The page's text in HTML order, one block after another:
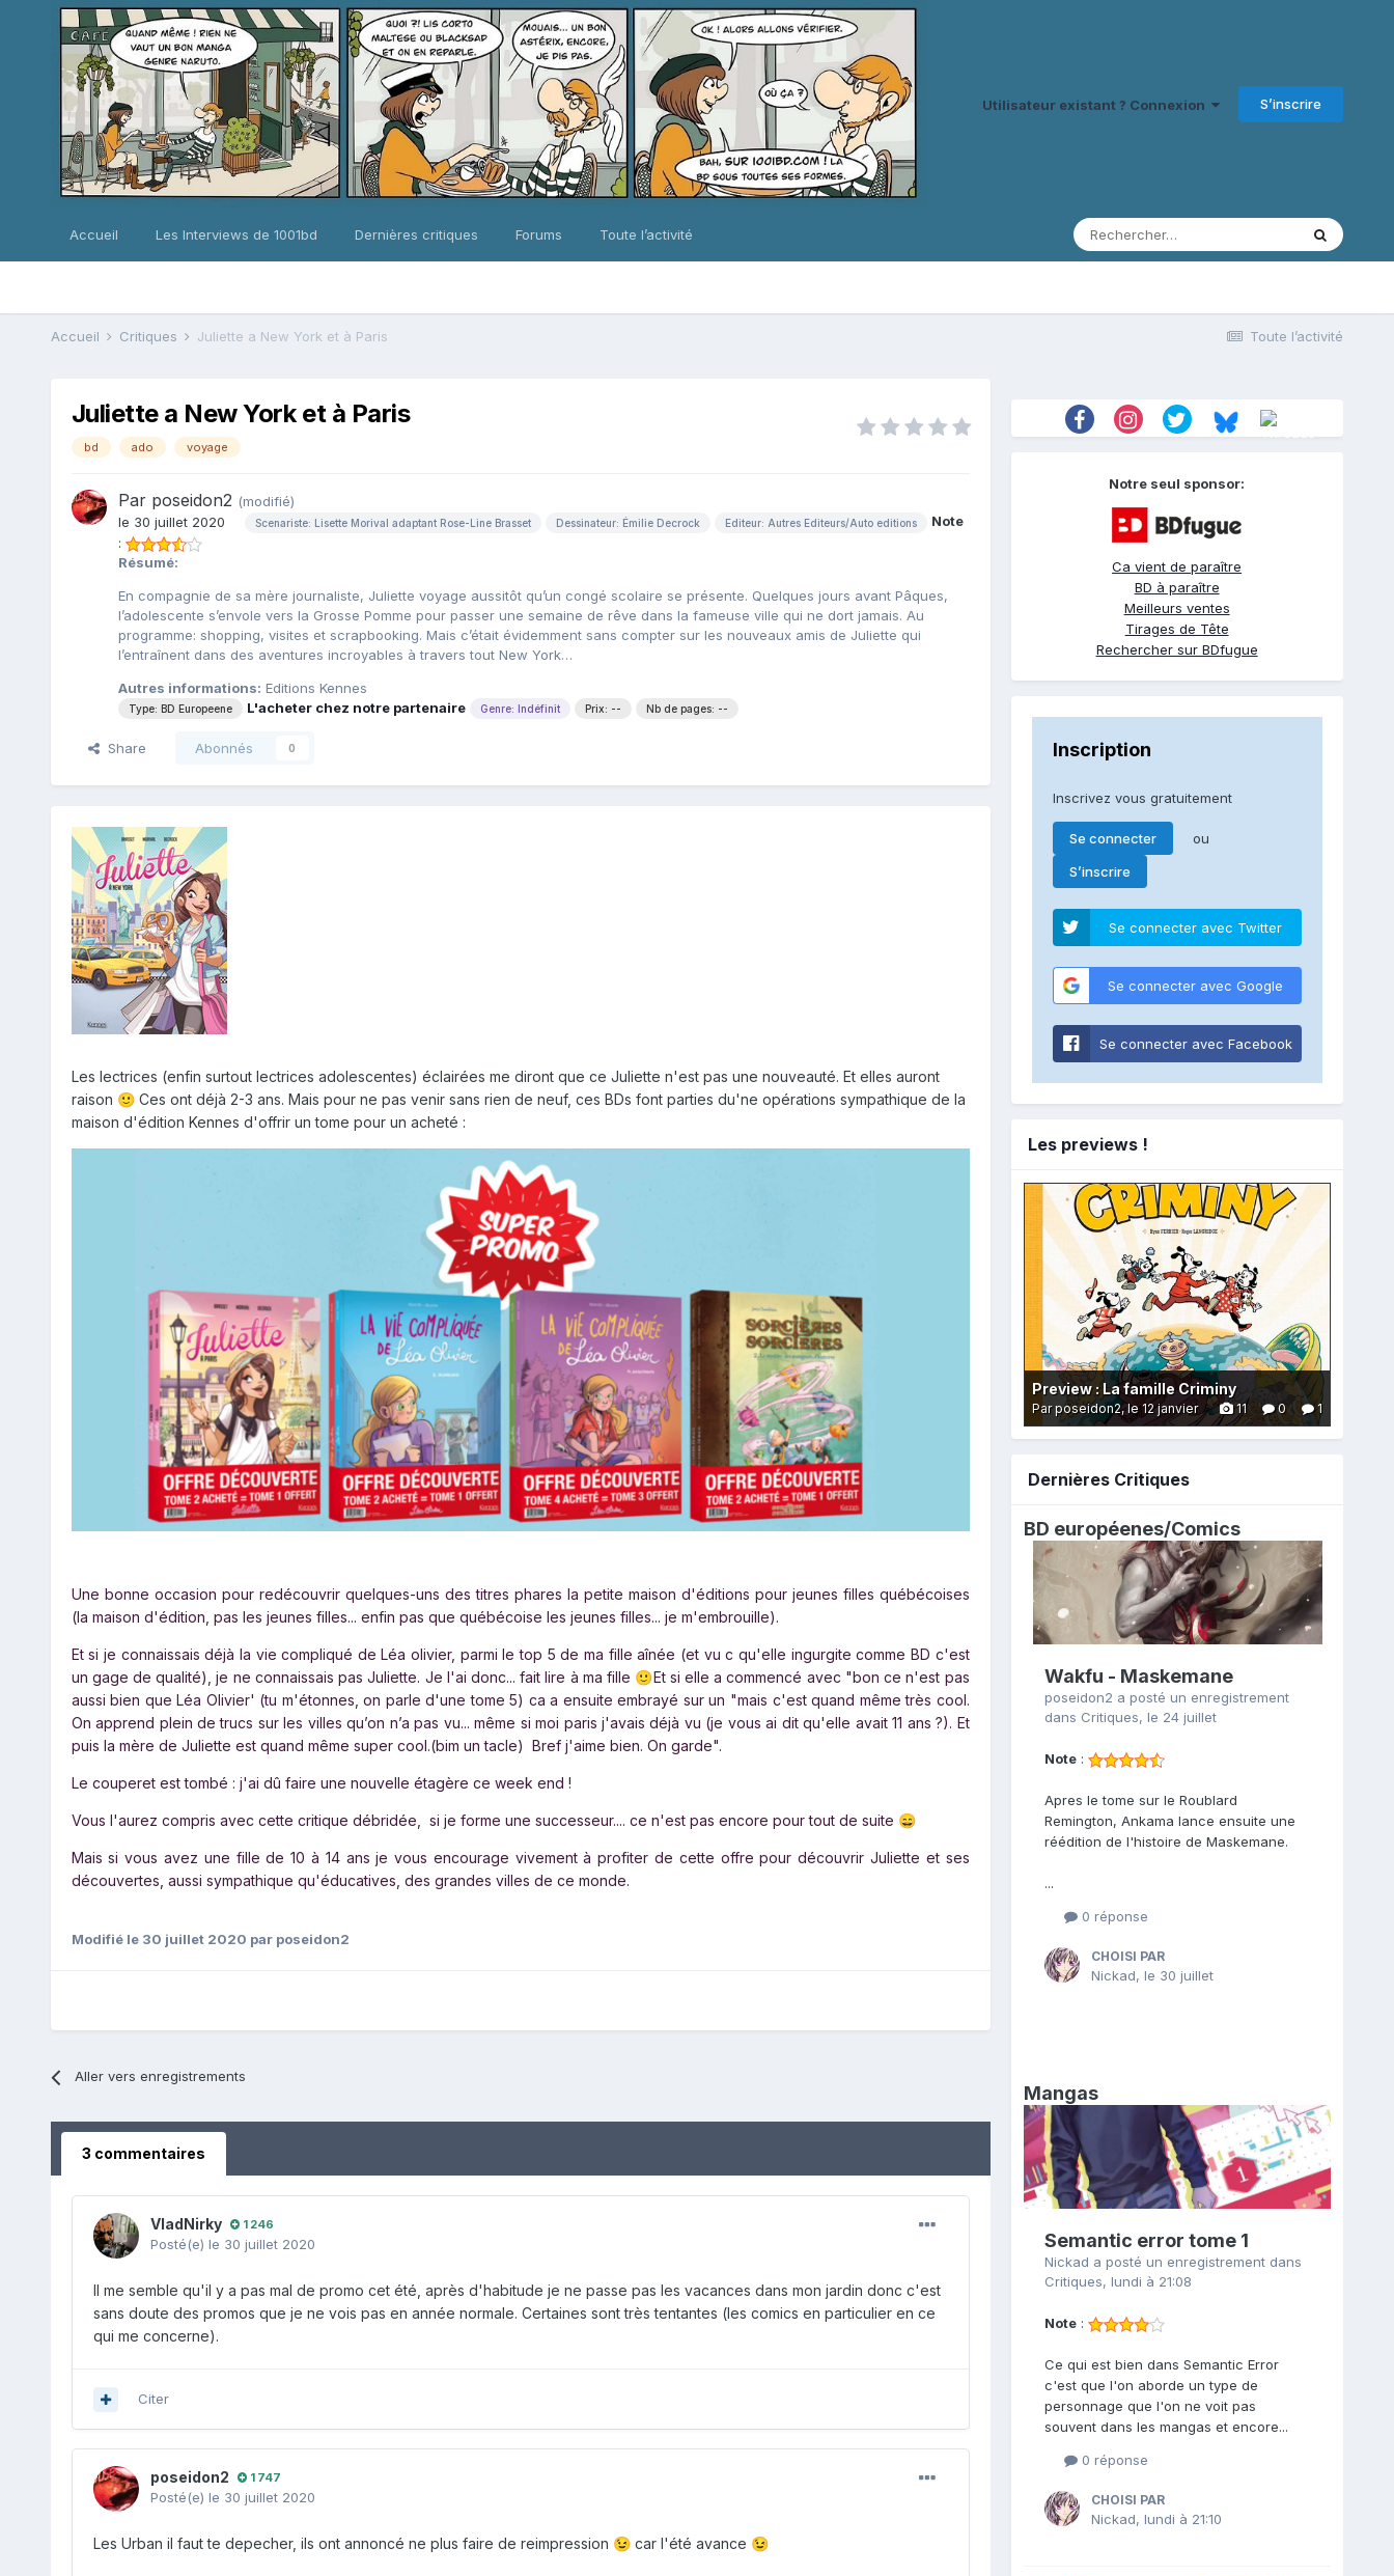
Utilisateur existant ? Connexion S’inscrire
Accueil Les Interviews de 1001bd Dernières critiques Forums Toute l’activité
Toute l’activité
Accueil Critiques Juliette a New York et à Paris
Juliette a New York et à Paris
bd ado voyage
Par poseidon2 (modifié)
le 30 juillet 2020
Scenariste: Lisette Morival adaptant Rose-Line Brasset Dessinateur: Émilie Decrock Editeur: Autres Editeurs/Auto editions
Note
:
Résumé:
En compagnie de sa mère journaliste, Juliette voyage aussitôt qu’un congé scolaire se présente. Quelques jours avant Pâques,
l’adolescente s’envole vers la Grosse Pomme pour passer une semaine de rêve dans la fameuse ville qui ne dort jamais. Au
programme: shopping, visites et scrapbooking. Mais c’était évidemment sans compter sur les nouveaux amis de Juliette qui
l’entraînent dans des aventures incroyables à travers tout New York…
Autres informations: Editions Kennes
Type: BD Europeene L'acheter chez notre partenaire Genre: Indéfinit Prix: -- Nb de pages: --
Share Abonnés 0
Les lectrices (enfin surtout lectrices adolescentes) éclairées me diront que ce Juliette n'est pas une nouveauté. Et elles auront
raison 🙂Ces ont déjà 2-3 ans. Mais pour ne pas venir sans rien de neuf, ces BDs font parties du'ne opérations sympathique de la
maison d'édition Kennes d'offrir un tome pour un acheté :
Une bonne occasion pour redécouvrir quelques-uns des titres phares la petite maison d'éditions pour jeunes filles québécoises
(la maison d'édition, pas les jeunes filles... enfin pas que québécoise les jeunes filles... je m'embrouille).
Et si je connaissais déjà la vie compliqué de Léa olivier, parmi le top 5 de ma fille aînée (et vu c qu'elle ingurgite comme BD c'est
un gage de qualité), je ne connaissais pas Juliette. Je l'ai donc... fait lire à ma fille 🙂Et si elle a commencé avec "bon ce n'est pas
aussi bien que Léa Olivier' (tu m'étonnes, on parle d'une tome 5) ca a ensuite embrayé sur un "mais c'est quand même très cool.
On apprend plein de trucs sur les villes qu’on n’a pas vu... même si moi paris j'avais déjà vu (je vous ai dit qu'elle avait 11 ans ?). Et
puis la mère de Juliette est quand même super cool.(bim un tacle) Bref j'aime bien. On garde".
Le couperet est tombé : j'ai dû faire une nouvelle étagère ce week end !
Vous l'aurez compris avec cette critique débridée, si je forme une successeur.... ce n'est pas encore pour tout de suite 😄
Mais si vous avez une fille de 10 à 14 ans je vous encourage vivement à profiter de cette offre pour découvrir Juliette et ses
découvertes, aussi sympathique qu'éducatives, des grandes villes de ce monde.
Modifié le 30 juillet 2020 par poseidon2
Aller vers enregistrements
3 commentaires
VladNirky 1 246
Posté(e) le 30 juillet 2020
Il me semble qu'il y a pas mal de promo cet été, après d'habitude je ne passe pas les vacances dans mon jardin donc c'est
sans doute des promos que je ne vois pas en année normale. Certaines sont très tentantes (les comics en particulier en ce
qui me concerne).
Citer
poseidon2 1 747
Posté(e) le 30 juillet 2020
Les Urban il faut te depecher, ils ont annoncé ne plus faire de reimpression 😉car l'été avance 😉
Notre seul sponsor:
Ca vient de paraître
BD à paraître
Meilleurs ventes
Tirages de Tête
Rechercher sur BDfugue
Inscription
Inscrivez vous gratuitement
Se connecter ou
S’inscrire
Se connecter avec Twitter
Se connecter avec Google
Se connecter avec Facebook
Les previews !
Preview : La famille Criminy
Par poseidon2,le 12 janvier 1
0
11
Dernières Critiques
BD européenes/Comics
Wakfu - Maskemane
poseidon2 a posté un enregistrement
dans Critiques, le 24 juillet
Note:
Apres le tome sur le Roublard
Remington, Ankama lance ensuite une
réédition de l'histoire de Maskemane.
...
0 réponse
CHOISI PAR
Nickad, le 30 juillet
Mangas
Semantic error tome 1
Nickad a posté un enregistrement dans
Critiques, lundi à 21:08
Note:
Ce qui est bien dans Semantic Error
c'est que l'on aborde un type de
personnage que l'on ne voit pas
souvent dans les mangas et encore...
0 réponse
CHOISI PAR
Nickad, lundi à 21:10